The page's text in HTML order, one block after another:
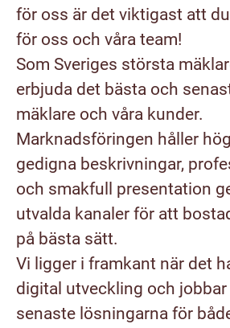
för oss är det viktigast att
för oss och våra team!
Som Sveriges största
erbjuda det bästa och
mäklare och våra kunder.
Marknadsföringen håller
gedigna beskrivningar,
och smakfull presentation
utvalda kanaler för att
på bästa sätt.
Vi ligger i framkant när det
digital utveckling och jobbar
senaste lösningarna för